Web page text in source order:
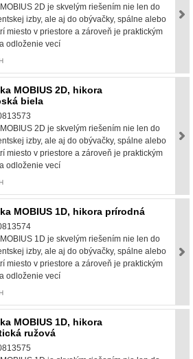
2D je skvelým riešením nie len do
izby, ale aj do obývačky, spálne alebo
miesto v priestore a zároveň je praktickým
odloženie vecí
MOBIUS 2D, hikora
biela
2D je skvelým riešením nie len do
izby, ale aj do obývačky, spálne alebo
miesto v priestore a zároveň je praktickým
odloženie vecí
MOBIUS 1D, hikora prírodná
1D je skvelým riešením nie len do
izby, ale aj do obývačky, spálne alebo
miesto v priestore a zároveň je praktickým
odloženie vecí
MOBIUS 1D, hikora
ružová